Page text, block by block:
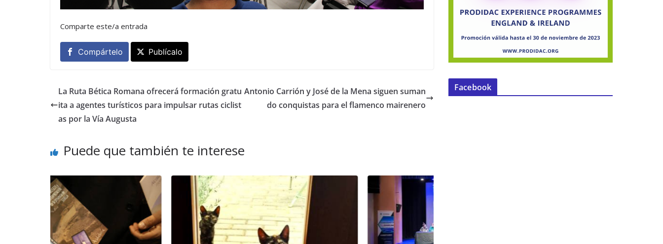
Comparte este/a entrada
Compártelo Publícalo
La Ruta Bética Romana ofrecerá formación gratu
ita a agentes turísticos para impulsar rutas ciclist
as por la Vía Augusta
Antonio Carrión y José de la Mena siguen suman
do conquistas para el flamenco mairenero
Puede que también te interese
Facebook